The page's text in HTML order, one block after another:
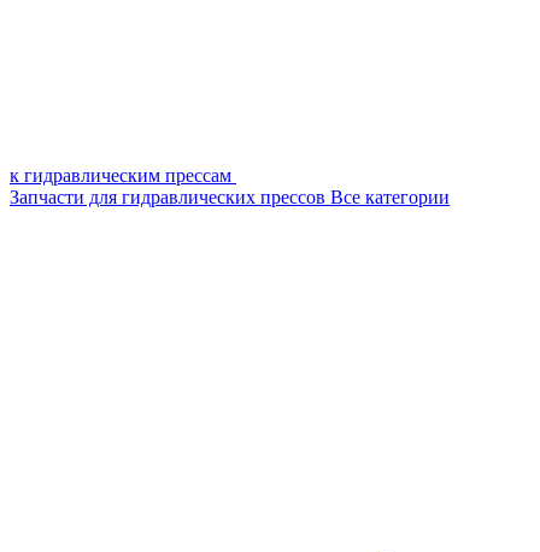
к гидравлическим прессам
Запчасти для гидравлических прессов Все категории